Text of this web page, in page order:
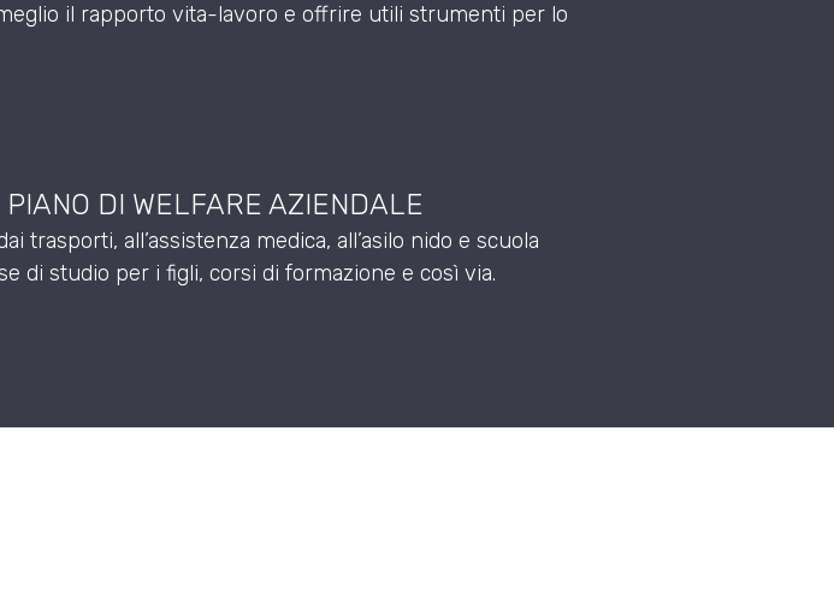
il rapporto vita-lavoro e offrire utili strumenti per lo
DI WELFARE AZIENDALE
all’assistenza medica, all’asilo nido e scuola
di studio per i figli, corsi di formazione e così via.